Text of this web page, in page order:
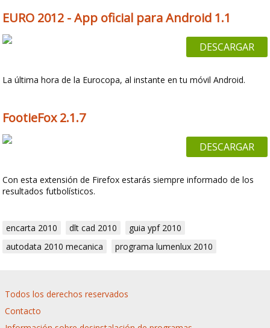
EURO 2012 - App oficial para Android 1.1
DESCARGAR
La última hora de la Eurocopa, al instante en tu móvil Android.
FootieFox 2.1.7
DESCARGAR
Con esta extensión de Firefox estarás siempre informado de los
resultados futbolísticos.
encarta 2010 dlt cad 2010
guia ypf 2010
autodata 2010 mecanica
programa lumenlux 2010
Todos los derechos reservados
Contacto